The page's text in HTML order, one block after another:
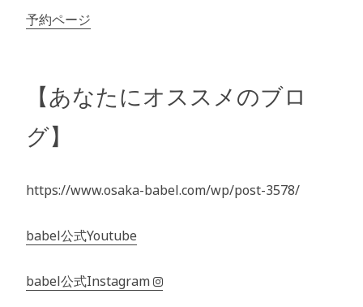
予約ページ
【あなたにオススメのブロ
グ】
https://www.osaka-babel.com/wp/post-3578/
babel公式Youtube
babel公式Instagram